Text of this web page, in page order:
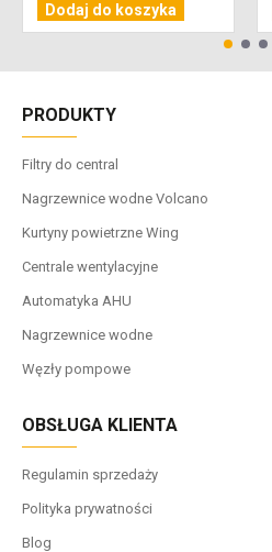
Dodaj do koszyka
PRODUKTY
Filtry do central
Nagrzewnice wodne Volcano
Kurtyny powietrzne Wing
Centrale wentylacyjne
Automatyka AHU
Nagrzewnice wodne
Węzły pompowe
OBSŁUGA KLIENTA
Regulamin sprzedaży
Polityka prywatności
Blog